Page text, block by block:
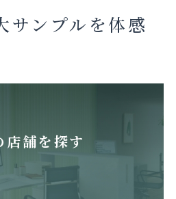
サンプルを体感
店舗を探す